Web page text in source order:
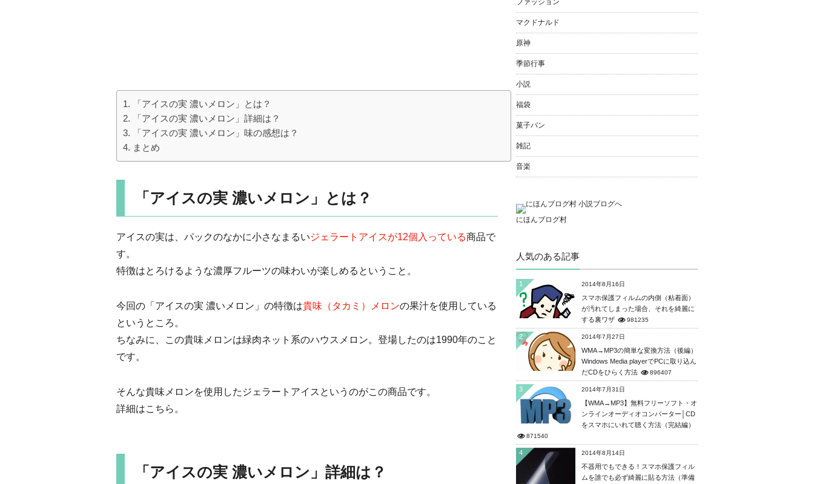
「アイスの実 濃いメロン」とは？
「アイスの実 濃いメロン」詳細は？
「アイスの実 濃いメロン」味の感想は？
まとめ
「アイスの実 濃いメロン」とは？
アイスの実は、パックのなかに小さなまるいジェラートアイスが12個入っている商品で
す。
特徴はとろけるような濃厚フルーツの味わいが楽しめるということ。
今回の「アイスの実 濃いメロン」の特徴は貴味（タカミ）メロンの果汁を使用している
というところ。
ちなみに、この貴味メロンは緑肉ネット系のハウスメロン。登場したのは1990年のこと
です。
そんな貴味メロンを使用したジェラートアイスというのがこの商品です。
詳細はこちら。
「アイスの実 濃いメロン」詳細は？
ファッション
マクドナルド
原神
季節行事
小説
福袋
菓子パン
雑記
音楽
にほんブログ村
人気のある記事
1 2014年8月16日
スマホ保護フィルムの内側（粘着面）
が汚れてしまった場合、それを綺麗に
する裏ワザ
981235
2 2014年7月27日
WMA→MP3の簡単な変換方法（後編）
Windows Media playerでPCに取り込ん
だCDをひらく方法
896407
3 2014年7月31日
【WMA→MP3】無料フリーソフト・オ
ンラインオーディオコンバーター│CD
をスマホにいれて聴く方法（完結編）
871540
4 2014年8月14日
不器用でもできる！スマホ保護フィル
ムを誰でも必ず綺麗に貼る方法（準備